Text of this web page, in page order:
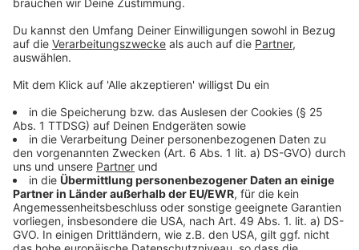
Management Platform
Anzeige
©Copyright: Showtime / Sky
Adam (rechts) steckt in Schwierigkeiten.
Gangsterboss Jimmy Baxter will seinen Tod.
Anzeige
©Copyright: Showtime / Sky
Gangsterboss Jimmy Baxter (Mitte) am Grab seines